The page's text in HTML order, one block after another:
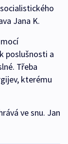
Jana K.
poslušnosti a
Třeba
kterému
ve snu. Jan